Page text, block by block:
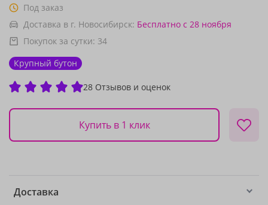
Под заказ
Доставка в г. Новосибирск: Бесплатно с 28 ноября
Покупок за сутки: 34
Крупный бутон
28 Отзывов и оценок
Купить в 1 клик
Доставка